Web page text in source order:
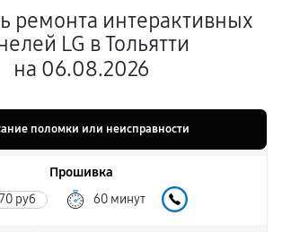
ремонта интерактивных
LG в Тольятти
на 06.08.2026
поломки или неисправности
Прошивка
руб 60 минут